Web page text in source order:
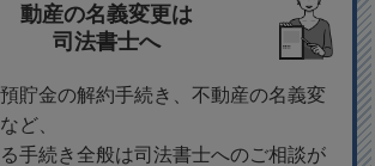
動産の名義変更は
司法書士へ
貯金の解約手続き、不動産の名義変
ど、
手続き全般は司法書士へのご相談が